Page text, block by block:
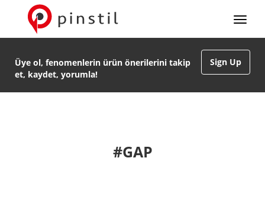
Sign Up
Üye ol, fenomenlerin ürün önerilerini takip
et, kaydet, yorumla!
#GAP